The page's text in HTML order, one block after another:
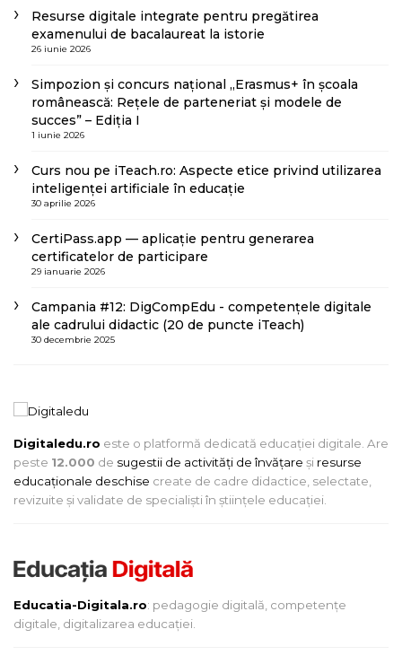
Resurse digitale integrate pentru pregătirea
examenului de bacalaureat la istorie
26 iunie 2026
Simpozion și concurs național „Erasmus+ în școala
românească: Rețele de parteneriat și modele de
succes” – Ediția I
1 iunie 2026
Curs nou pe iTeach.ro: Aspecte etice privind utilizarea
inteligenței artificiale în educație
30 aprilie 2026
CertiPass.app — aplicație pentru generarea
certificatelor de participare
29 ianuarie 2026
Campania #12: DigCompEdu - competențele digitale
ale cadrului didactic (20 de puncte iTeach)
30 decembrie 2025
Digitaledu.ro este o platformă dedicată educației digitale. Are
peste 12.000 de sugestii de activități de învățare și resurse
educaționale deschise create de cadre didactice, selectate,
revizuite și validate de specialiști în științele educației.
Educatia-Digitala.ro: pedagogie digitală, competențe
digitale, digitalizarea educației.